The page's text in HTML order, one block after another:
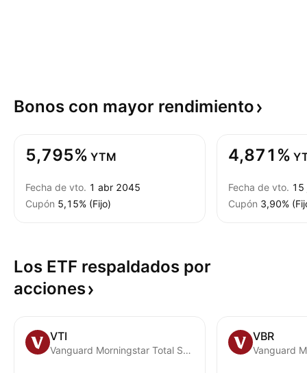
Bonos con mayor rendimiento
5,795% YTM
Fecha de vto. 1 abr 2045
Cupón 5,15% (Fijo)
4,871%
Fecha de vto. 15
Cupón 3,90%
Los ETF respaldados por
acciones
VTI
Vanguard Morningstar Total Stock Market ETF
VBR